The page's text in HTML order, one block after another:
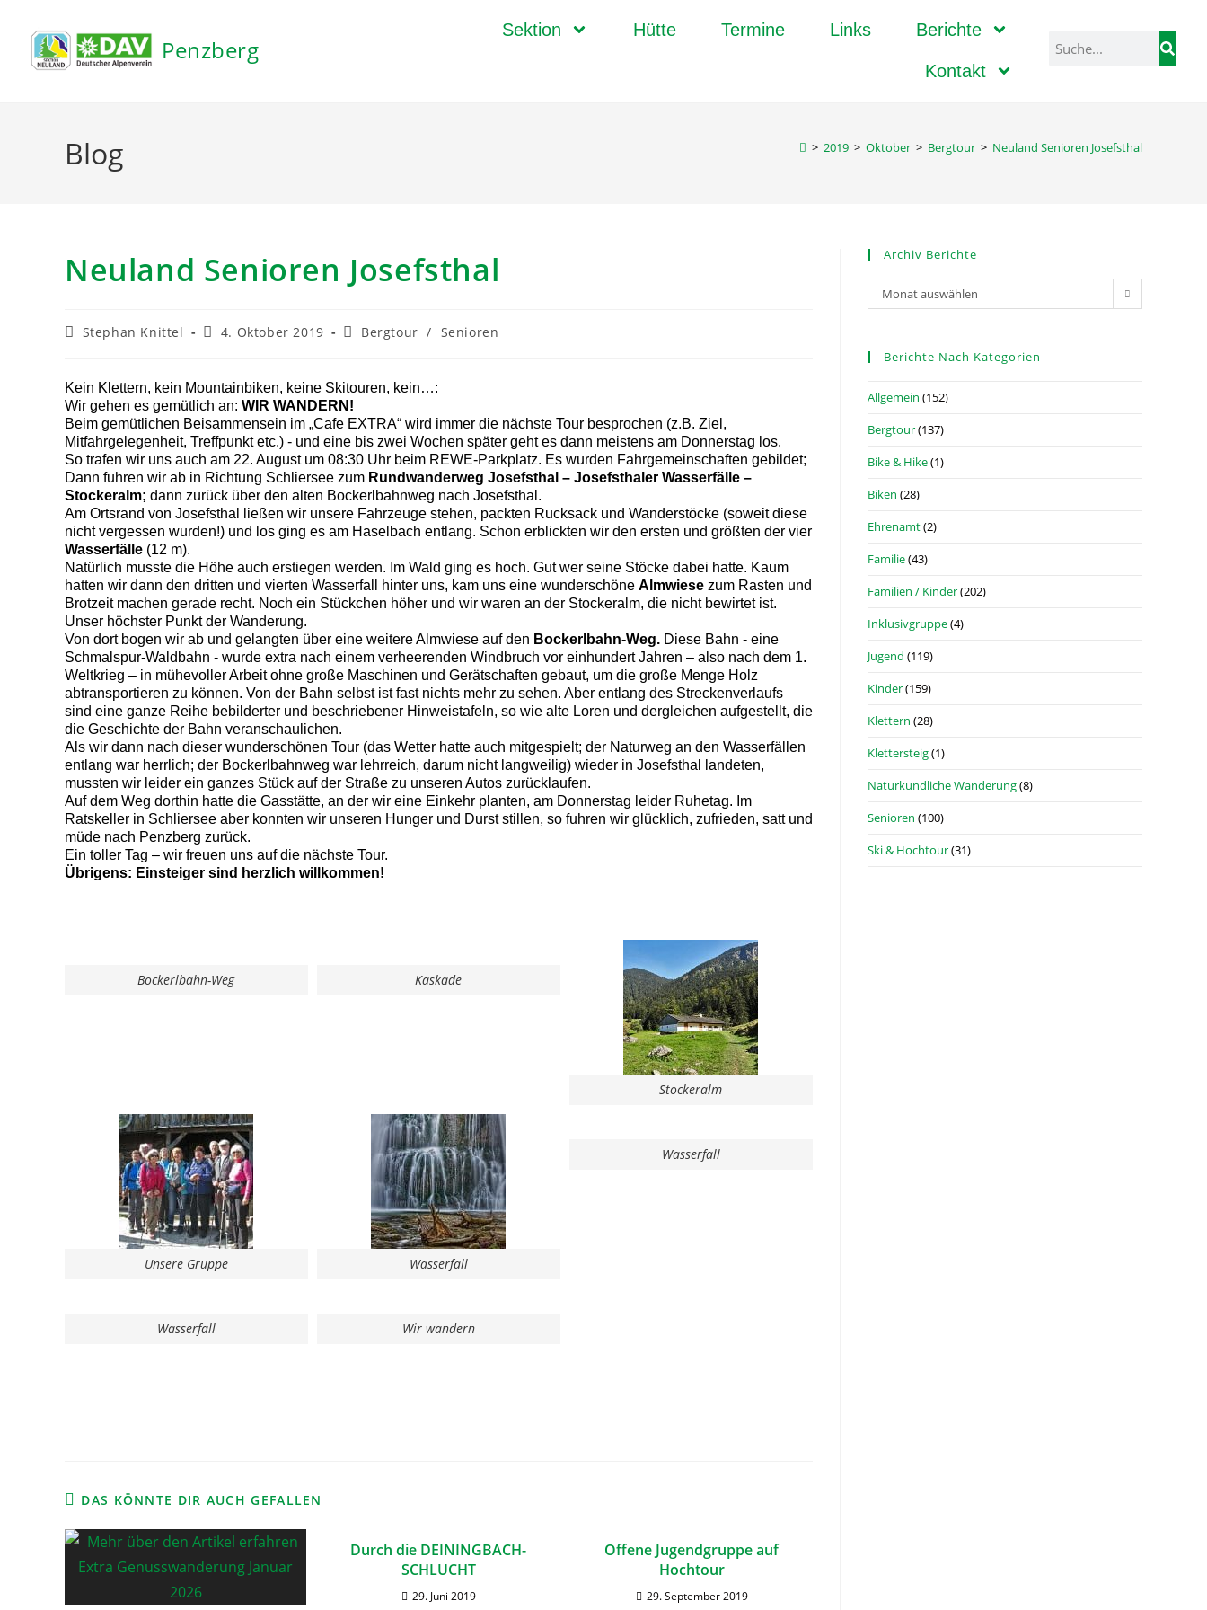
Penzberg
Sektion Hütte Termine Links Berichte
Kontakt
Blog > 2019 > Oktober > Bergtour > Neuland Senioren Josefsthal
Neuland Senioren Josefsthal
Stephan Knittel 4. Oktober 2019 Bergtour / Senioren
Kein Klettern, kein Mountainbiken, keine Skitouren, kein…:
Wir gehen es gemütlich an: WIR WANDERN!
Beim gemütlichen Beisammensein im „Cafe EXTRA“ wird immer die nächste Tour besprochen (z.B. Ziel,
Mitfahrgelegenheit, Treffpunkt etc.) - und eine bis zwei Wochen später geht es dann meistens am Donnerstag los.
So trafen wir uns auch am 22. August um 08:30 Uhr beim REWE-Parkplatz. Es wurden Fahrgemeinschaften gebildet;
Dann fuhren wir ab in Richtung Schliersee zum Rundwanderweg Josefsthal – Josefsthaler Wasserfälle –
Stockeralm; dann zurück über den alten Bockerlbahnweg nach Josefsthal.
Am Ortsrand von Josefsthal ließen wir unsere Fahrzeuge stehen, packten Rucksack und Wanderstöcke (soweit diese
nicht vergessen wurden!) und los ging es am Haselbach entlang. Schon erblickten wir den ersten und größten der vier
Wasserfälle (12 m).
Natürlich musste die Höhe auch erstiegen werden. Im Wald ging es hoch. Gut wer seine Stöcke dabei hatte. Kaum
hatten wir dann den dritten und vierten Wasserfall hinter uns, kam uns eine wunderschöne Almwiese zum Rasten und
Brotzeit machen gerade recht. Noch ein Stückchen höher und wir waren an der Stockeralm, die nicht bewirtet ist.
Unser höchster Punkt der Wanderung.
Von dort bogen wir ab und gelangten über eine weitere Almwiese auf den Bockerlbahn-Weg. Diese Bahn - eine
Schmalspur-Waldbahn - wurde extra nach einem verheerenden Windbruch vor einhundert Jahren – also nach dem 1.
Weltkrieg – in mühevoller Arbeit ohne große Maschinen und Gerätschaften gebaut, um die große Menge Holz
abtransportieren zu können. Von der Bahn selbst ist fast nichts mehr zu sehen. Aber entlang des Streckenverlaufs
sind eine ganze Reihe bebilderter und beschriebener Hinweistafeln, so wie alte Loren und dergleichen aufgestellt, die
die Geschichte der Bahn veranschaulichen.
Als wir dann nach dieser wunderschönen Tour (das Wetter hatte auch mitgespielt; der Naturweg an den Wasserfällen
entlang war herrlich; der Bockerlbahnweg war lehrreich, darum nicht langweilig) wieder in Josefsthal landeten,
mussten wir leider ein ganzes Stück auf der Straße zu unseren Autos zurücklaufen.
Auf dem Weg dorthin hatte die Gasstätte, an der wir eine Einkehr planten, am Donnerstag leider Ruhetag. Im
Ratskeller in Schliersee aber konnten wir unseren Hunger und Durst stillen, so fuhren wir glücklich, zufrieden, satt und
müde nach Penzberg zurück.
Ein toller Tag – wir freuen uns auf die nächste Tour.
Übrigens: Einsteiger sind herzlich willkommen!
Bockerlbahn-Weg Kaskade
Stockeralm
Unsere Gruppe Wasserfall
Wasserfall
Wasserfall Wir wandern
DAS KÖNNTE DIR AUCH GEFALLEN
Durch die DEININGBACH-
SCHLUCHT
29. Juni 2019
Offene Jugendgruppe auf
Hochtour
29. September 2019
Archiv Berichte
Monat auswählen
Berichte Nach Kategorien
Allgemein (152)
Bergtour(137)
Bike & Hike(1)
Biken (28)
Ehrenamt(2)
Familie(43)
Familien / Kinder(202)
Inklusivgruppe(4)
Jugend (119)
Kinder(159)
Klettern (28)
Klettersteig(1)
Naturkundliche Wanderung(8)
Senioren (100)
Ski & Hochtour(31)